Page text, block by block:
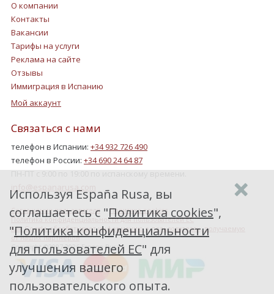
О компании
Контакты
Вакансии
Тарифы на услуги
Реклама на сайте
Отзывы
Иммиграция в Испанию
Мой аккаунт
Связаться с нами
телефон в Испании: +34 932 726 490
телефон в России: +34 690 24 64 87
ПН-ПТ с 9:00 по 19:00 по испанскому времени.
Соглашение пользователя
Политика cookies
Политика конфиденциальности для пользователей ЕС
Как Google обрабатывает информацию о пользователях, получаемую
от наших партнеров
Copyright ©2007-2026 Espana Rusa
Используя España Rusa, вы
соглашаетесь с "Политика cookies",
"Политика конфиденциальности
для пользователей ЕС" для
улучшения вашего
пользовательского опыта.